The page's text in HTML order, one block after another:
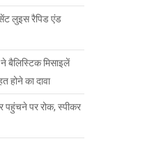
लुइस रैपिड एंड
बैलिस्टिक मिसाइलें
होने का दावा
पहुंचने पर रोक, स्पीकर